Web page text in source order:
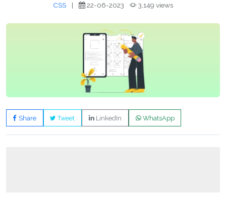
CSS | 22-06-2023 3,149 views
Share Tweet LinkedIn WhatsApp